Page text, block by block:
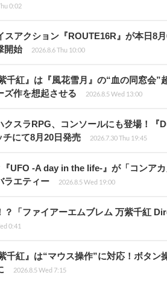
0:02
スアクション『ROUTE16R』が本日8
開始
2026.8.6 Thu 10:00
千紅』は『風花雪月』の“血の同窓会
ズ作を想起させる
2026.8.5 Wed 13:00
スラRPG、コンソールにも登場！『
にて8月20日発売
2026.7.30 Thu 19:45
『UFO -A day in the life-』が「コンア
ラエティー
2026.8.5 Wed 19:00
？「ファイアーエムブレム 万紫千紅
0:41
千紅』は“マウス操作”に対応！ボタン
2026.8.5 Wed 7:15